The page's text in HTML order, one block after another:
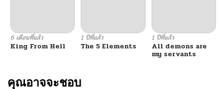
6 เดือนที่แล้ว
King From Hell
1 ปีที่แล้ว
The 5 Elements
1 ปีที่แล้ว
All demons are
my servants
คุณอาจจะชอบ